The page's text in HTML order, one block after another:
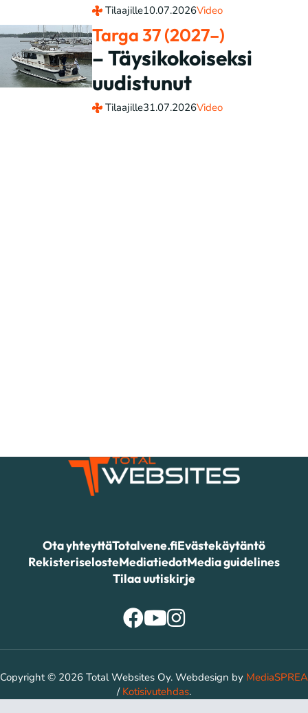
Tilaajille10.07.2026Video
Targa 37 (2027–)
– Täysikokoiseksi
uudistunut
Tilaajille31.07.2026Video
Ota yhteyttäTotalvene.fiEvästekäytäntö
RekisteriselosteMediatiedotMedia guidelines
Tilaa uutiskirje
Copyright © 2026 Total Websites Oy. Webdesign by MediaSPREA
/ Kotisivutehdas.